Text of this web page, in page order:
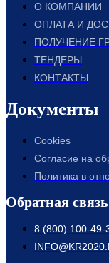
О КОМПАНИИ
ОПЛАТА И
ПОЛУЧЕНИЕ
ТЕНДЕРЫ
КОНТАКТЫ
Документы
Cookies
Согласие на
Политика в
Обратная связь
8 (800) 100-49-